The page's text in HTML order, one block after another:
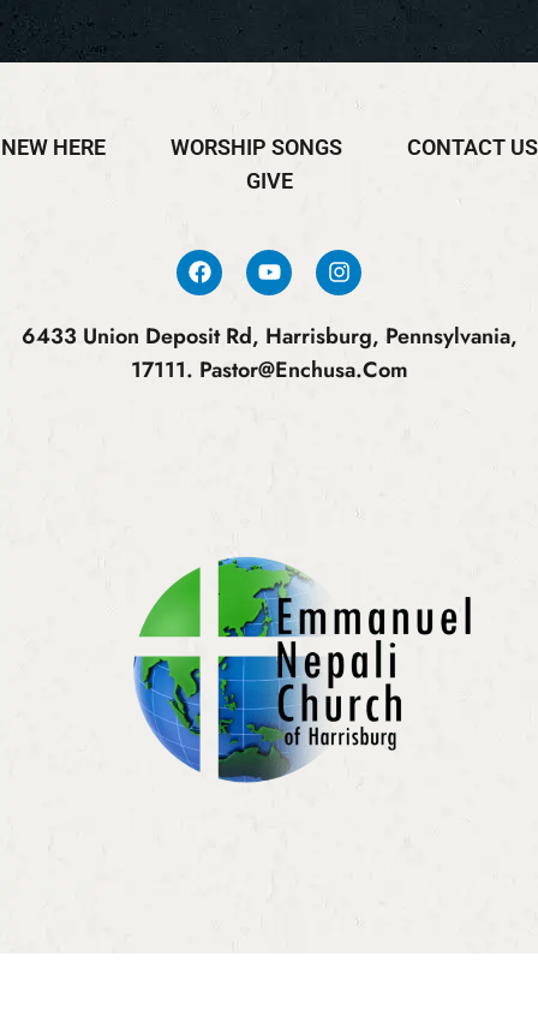
NEW HERE WORSHIP SONGS
CONTACT US
GIVE
6433 Union Deposit Rd, Harrisburg, Pennsylvania,
17111. Pastor@enchusa.com